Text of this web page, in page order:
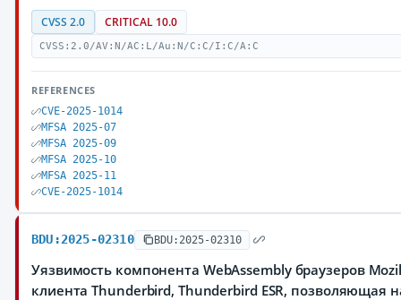
CVSS 2.0 CRITICAL 10.0
CVSS:2.0/AV:N/AC:L/Au:N/C:C/I:C/A:C
REFERENCES
CVE-2025-1014
MFSA 2025-07
MFSA 2025-09
MFSA 2025-10
MFSA 2025-11
CVE-2025-1014
BDU:2025-02310 BDU:2025-02310
Уязвимость компонента WebAssembly браузеров
клиента Thunderbird, Thunderbird ESR, позволяющая